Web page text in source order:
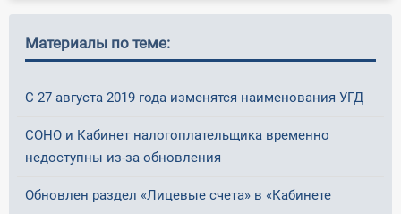
Материалы по теме:
С 27 августа 2019 года изменятся наименования УГД
СОНО и Кабинет налогоплательщика временно
недоступны из-за обновления
Обновлен раздел «Лицевые счета» в «Кабинете